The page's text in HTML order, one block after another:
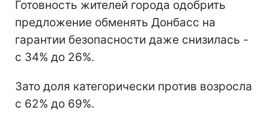
Готовность жителей города одобрить
предложение обменять Донбасс на
гарантии безопасности даже снизилась -
с 34% до 26%.
Зато доля категорически против возросла
с 62% до 69%.